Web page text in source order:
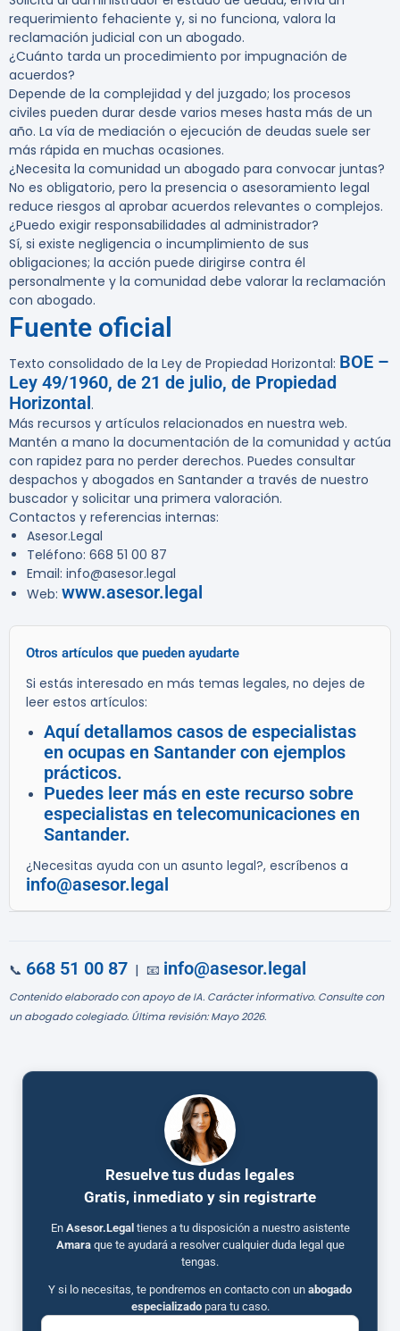
requerimiento fehaciente y, si no funciona, valora la
reclamación judicial con un abogado.
¿Cuánto tarda un procedimiento por impugnación de
acuerdos?
Depende de la complejidad y del juzgado; los procesos
civiles pueden durar desde varios meses hasta más de un
año. La vía de mediación o ejecución de deudas suele ser
más rápida en muchas ocasiones.
¿Necesita la comunidad un abogado para convocar juntas?
No es obligatorio, pero la presencia o asesoramiento legal
reduce riesgos al aprobar acuerdos relevantes o complejos.
¿Puedo exigir responsabilidades al administrador?
Sí, si existe negligencia o incumplimiento de sus
obligaciones; la acción puede dirigirse contra él
personalmente y la comunidad debe valorar la reclamación
con abogado.
Fuente oficial
Texto consolidado de la Ley de Propiedad Horizontal: BOE –
Ley 49/1960, de 21 de julio, de Propiedad
Horizontal.
Más recursos y artículos relacionados en nuestra web.
Mantén a mano la documentación de la comunidad y actúa
con rapidez para no perder derechos. Puedes consultar
despachos y abogados en Santander a través de nuestro
buscador y solicitar una primera valoración.
Contactos y referencias internas:
Asesor.Legal
Teléfono: 668 51 00 87
Email: info@asesor.legal
Web: www.asesor.legal
Otros artículos que pueden ayudarte
Si estás interesado en más temas legales, no dejes de
leer estos artículos:
Aquí detallamos casos de especialistas
en ocupas en Santander con ejemplos
prácticos.
Puedes leer más en este recurso sobre
especialistas en telecomunicaciones en
Santander.
¿Necesitas ayuda con un asunto legal?, escríbenos a
info@asesor.legal
📞 668 51 00 87 | 📧 info@asesor.legal
Contenido elaborado con apoyo de IA. Carácter informativo. Consulte con
un abogado colegiado. Última revisión: Mayo 2026.
Resuelve tus dudas legales
Gratis, inmediato y sin registrarte
En Asesor.Legal tienes a tu disposición a nuestro asistente
Amaraque te ayudará a resolver cualquier duda legal que
tengas.
Y si lo necesitas, te pondremos en contacto con un abogado
especializadopara tu caso.